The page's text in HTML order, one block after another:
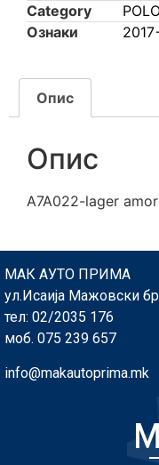
Category
Ознаки
Опис
Опис
A7A022-lager
МАК АУТО ПРИМА
ул.Исаија Мажовски
тел: 02/2035 176
моб. 075 239 657
info@makautoprima.mk